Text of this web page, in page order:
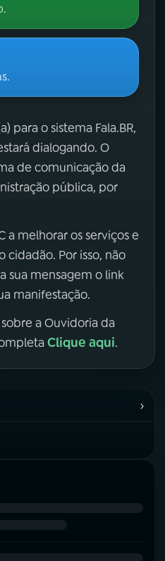
para o sistema Fala.BR,
dialogando. O
de comunicação da
pública, por
a melhorar os serviços e
cidadão. Por isso, não
sua mensagem o link
manifestação.
a Ouvidoria da
Clique aqui.
›